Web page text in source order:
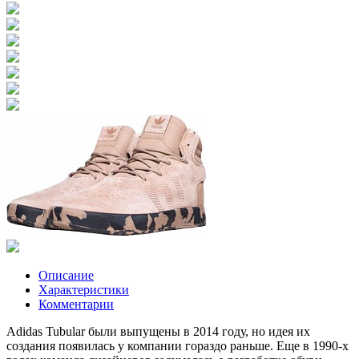
Описание
Характеристики
Комментарии
Adidas Tubular были выпущены в 2014 году, но идея их
создания появилась у компании гораздо раньше. Еще в 1990-х